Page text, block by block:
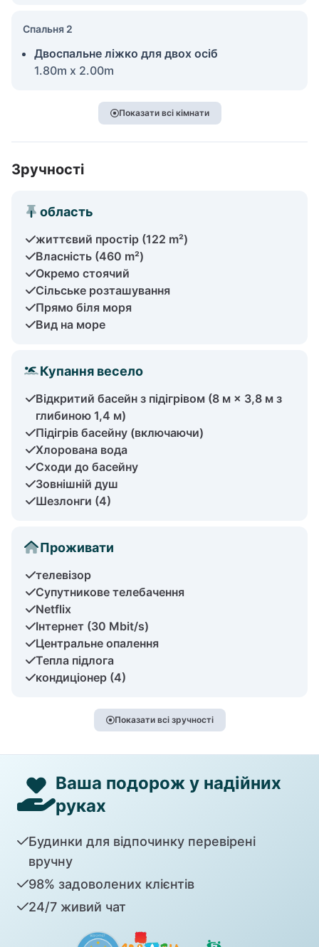
Спальня 2
Двоспальне ліжко для двох осіб
1.80m x 2.00m
Показати всі кімнати
Зручності
область
життєвий простір (122 m²)
Власність (460 m²)
Окремо стоячий
Сільське розташування
Прямо біля моря
Вид на море
Купання весело
Відкритий басейн з підігрівом (8 м × 3,8 м з
глибиною 1,4 м)
Підігрів басейну (включаючи)
Хлорована вода
Сходи до басейну
Зовнішній душ
Шезлонги (4)
Проживати
телевізор
Супутникове телебачення
Netflix
Інтернет (30 Mbit/s)
Центральне опалення
Тепла підлога
кондиціонер (4)
Показати всі зручності
Ваша подорож у надійних
руках
Будинки для відпочинку перевірені
вручну
98% задоволених клієнтів
24/7 живий чат